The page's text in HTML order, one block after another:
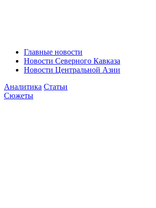
Главные новости
Новости Северного Кавказа
Новости Центральной Азии
Аналитика Статьи
Сюжеты